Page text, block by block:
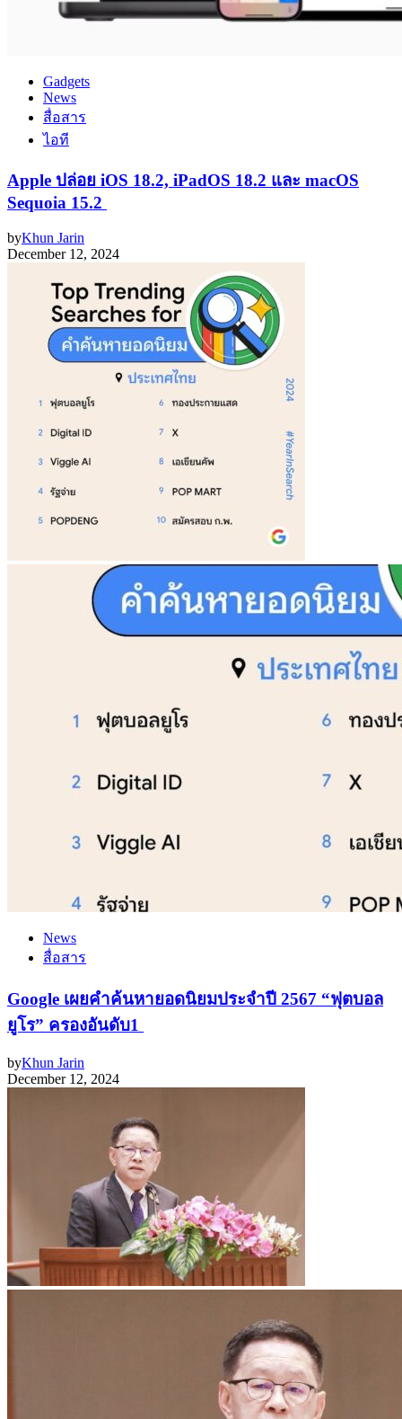
Gadgets
News
สื่อสาร
ไอที
Apple ปล่อย iOS 18.2, iPadOS 18.2 และ macOS
Sequoia 15.2
byKhun Jarin
December 12, 2024
News
สื่อสาร
Google เผยคำค้นหายอดนิยมประจำปี 2567 “ฟุตบอล
ยูโร” ครองอันดับ1
byKhun Jarin
December 12, 2024